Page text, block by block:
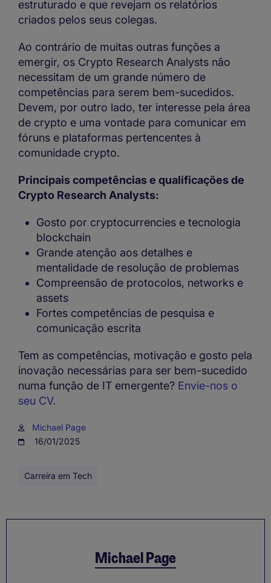
estruturado e que revejam os relatórios
criados pelos seus colegas.
Ao contrário de muitas outras funções a
emergir, os Crypto Research Analysts não
necessitam de um grande número de
competências para serem bem-sucedidos.
Devem, por outro lado, ter interesse pela área
de crypto e uma vontade para comunicar em
fóruns e plataformas pertencentes à
comunidade crypto.
Principais competências e qualificações de
Crypto Research Analysts:
Gosto por cryptocurrencies e tecnologia
blockchain
Grande atenção aos detalhes e
mentalidade de resolução de problemas
Compreensão de protocolos, networks e
assets
Fortes competências de pesquisa e
comunicação escrita
Tem as competências, motivação e gosto pela
inovação necessárias para ser bem-sucedido
numa função de IT emergente? Envie-nos o
seu CV.
Michael Page
16/01/2025
Carreira em Tech
Michael Page